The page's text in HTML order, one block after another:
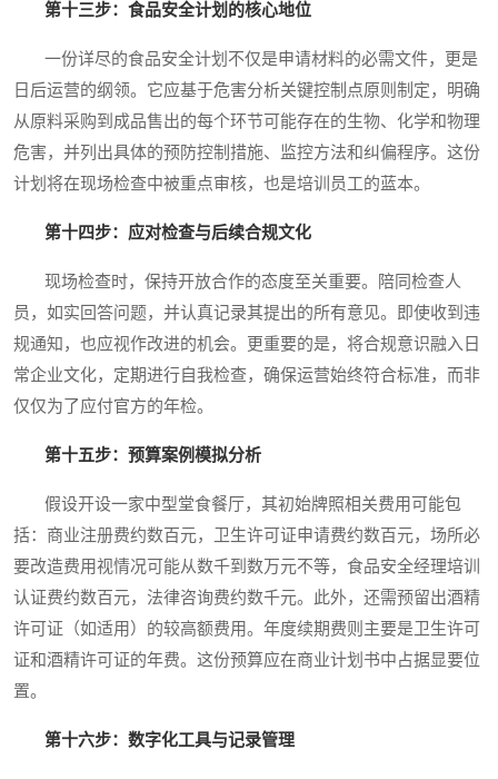
第十三步：食品安全计划的核心地位
一份详尽的食品安全计划不仅是申请材料的必需文件，更是
日后运营的纲领。它应基于危害分析关键控制点原则制定，明确
从原料采购到成品售出的每个环节可能存在的生物、化学和物理
危害，并列出具体的预防控制措施、监控方法和纠偏程序。这份
计划将在现场检查中被重点审核，也是培训员工的蓝本。
第十四步：应对检查与后续合规文化
现场检查时，保持开放合作的态度至关重要。陪同检查人
员，如实回答问题，并认真记录其提出的所有意见。即使收到违
规通知，也应视作改进的机会。更重要的是，将合规意识融入日
常企业文化，定期进行自我检查，确保运营始终符合标准，而非
仅仅为了应付官方的年检。
第十五步：预算案例模拟分析
假设开设一家中型堂食餐厅，其初始牌照相关费用可能包
括：商业注册费约数百元，卫生许可证申请费约数百元，场所必
要改造费用视情况可能从数千到数万元不等，食品安全经理培训
认证费约数百元，法律咨询费约数千元。此外，还需预留出酒精
许可证（如适用）的较高额费用。年度续期费则主要是卫生许可
证和酒精许可证的年费。这份预算应在商业计划书中占据显要位
置。
第十六步：数字化工具与记录管理